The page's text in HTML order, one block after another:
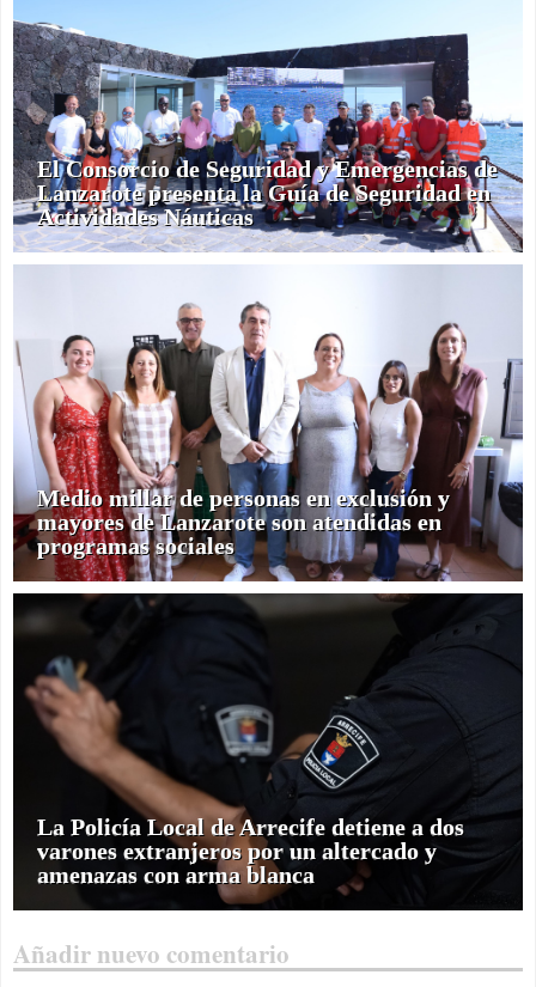
El Consorcio de Seguridad y Emergencias de
Lanzarote presenta la Guía de Seguridad en
Actividades Náuticas
Medio millar de personas en exclusión y
mayores de Lanzarote son atendidas en
programas sociales
La Policía Local de Arrecife detiene a dos
varones extranjeros por un altercado y
amenazas con arma blanca
Añadir nuevo comentario